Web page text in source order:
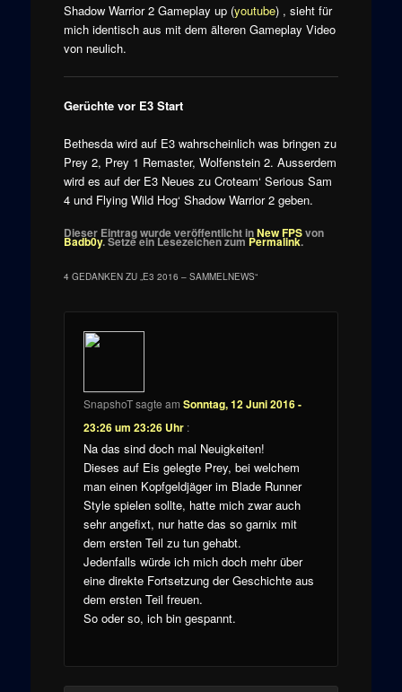
Shadow Warrior 2 Gameplay up (youtube) , sieht für
mich identisch aus mit dem älteren Gameplay Video
von neulich.
Gerüchte vor E3 Start
Bethesda wird auf E3 wahrscheinlich was bringen zu
Prey 2, Prey 1 Remaster, Wolfenstein 2. Ausserdem
wird es auf der E3 Neues zu Croteam‘ Serious Sam
4 und Flying Wild Hog‘ Shadow Warrior 2 geben.
Dieser Eintrag wurde veröffentlicht inNew FPSvon
Badb0y. Setze ein Lesezeichen zumPermalink.
4 GEDANKEN ZU „E3 2016 – SAMMELNEWS“
SnapshoTsagte am Sonntag, 12 Juni 2016 -
23:26 um 23:26 Uhr :
Na das sind doch mal Neuigkeiten!
Dieses auf Eis gelegte Prey, bei welchem
man einen Kopfgeldjäger im Blade Runner
Style spielen sollte, hatte mich zwar auch
sehr angefixt, nur hatte das so garnix mit
dem ersten Teil zu tun gehabt.
Jedenfalls würde ich mich doch mehr über
eine direkte Fortsetzung der Geschichte aus
dem ersten Teil freuen.
So oder so, ich bin gespannt.